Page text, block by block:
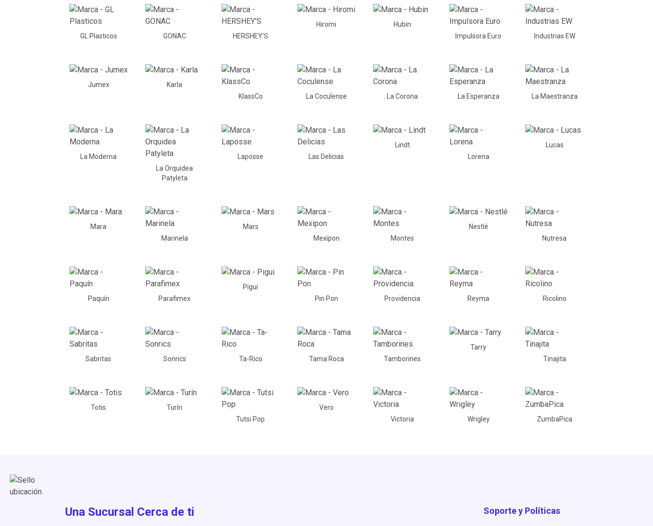
GL Plasticos GONAC HERSHEY'S
Hiromi
Hubin
Impulsora Euro
Industrias EW
Jumex
Karla
KlassCo
La Coculense La Corona La Esperanza La Maestranza
La Moderna
La Orquidea
Patyleta
Laposse Las Delicias
Lindt
Lorena
Lucas
Mara
Marinela
Mars
Mexipon
Montes
Nestlé
Nutresa
Paquín Parafimex
Pigui
Pin Pon
Providencia Reyma Ricolino
Sabritas Sonrics Ta-Rico Tama Roca Tamborines
Tarry
Tinajita
Totis
Turín
Tutsi Pop
Vero
Victoria
Wrigley ZumbaPica
Una Sucursal Cerca de ti Soporte y Políticas